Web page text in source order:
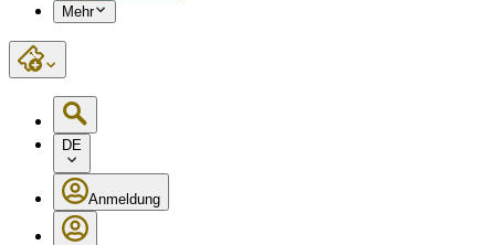
Mehr
DE
Anmeldung